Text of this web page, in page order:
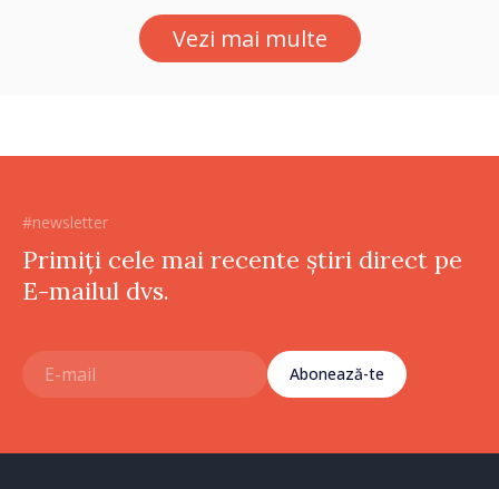
Petra Lärke
Vezi mai multe
#newsletter
Primiți cele mai recente știri direct pe
E-mailul dvs.
Abonează-te